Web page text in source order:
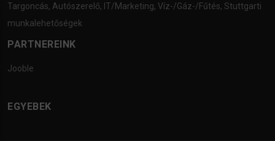
Targoncás, Autószerelő, IT/Marketing, Víz-/Gáz-/Fűtés, Stuttgarti
munkalehetőségek
PARTNEREINK
Jooble
EGYEBEK